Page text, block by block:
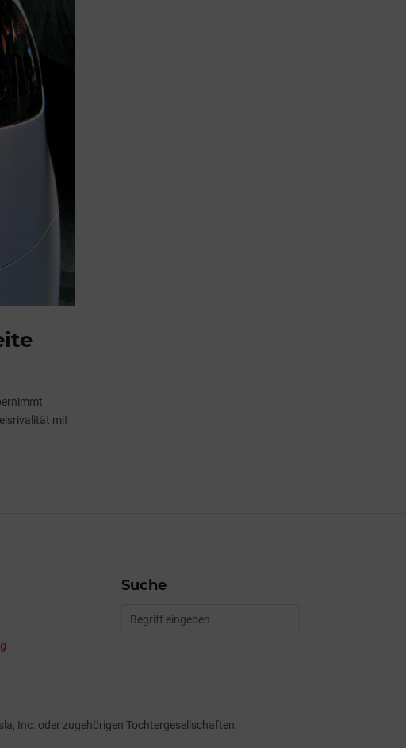
mit
Suche
Inc. oder zugehörigen Tochtergesellschaften.